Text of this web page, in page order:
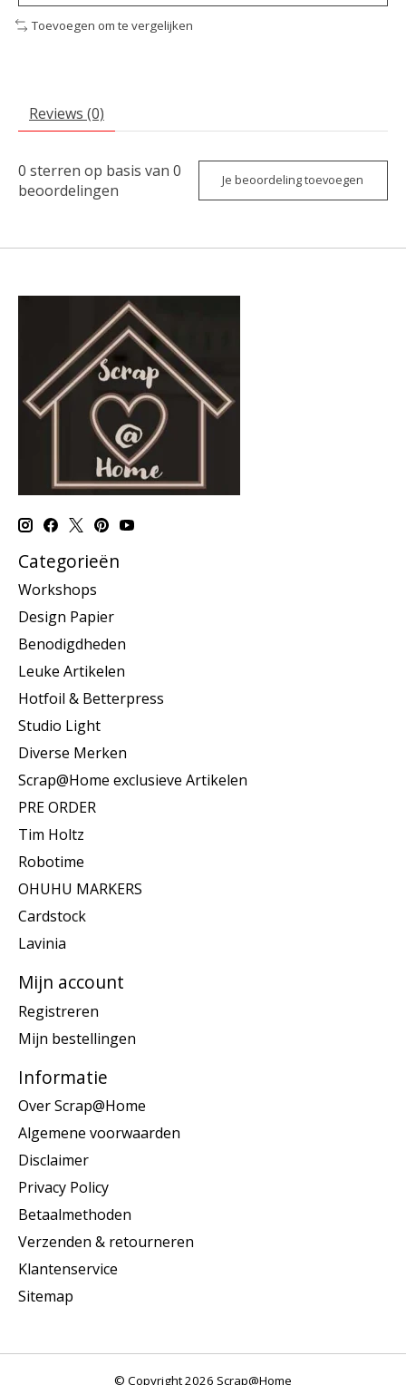
Toevoegen om te vergelijken
Reviews (0)
0 sterren op basis van 0
beoordelingen
Je beoordeling toevoegen
Categorieën
Workshops
Design Papier
Benodigdheden
Leuke Artikelen
Hotfoil & Betterpress
Studio Light
Diverse Merken
Scrap@Home exclusieve Artikelen
PRE ORDER
Tim Holtz
Robotime
OHUHU MARKERS
Cardstock
Lavinia
Mijn account
Registreren
Mijn bestellingen
Informatie
Over Scrap@Home
Algemene voorwaarden
Disclaimer
Privacy Policy
Betaalmethoden
Verzenden & retourneren
Klantenservice
Sitemap
© Copyright 2026 Scrap@Home